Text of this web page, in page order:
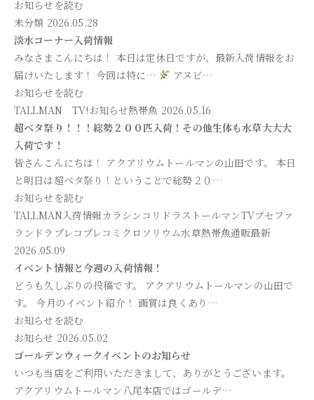
お知らせを読む
未分類 2026.05.28
淡水コーナー入荷情報
みなさまこんにちは！ 本日は定休日ですが、最新入荷情報をお
届けいたします！ 今回は特に…
アヌビ…
お知らせを読む
TALLMAN TV!お知らせ熱帯魚 2026.05.16
超ベタ祭り！！！総勢２００匹入荷！その他生体も水草大大大
入荷です！
皆さんこんにちは！ アクアリウムトールマンの山田です。 本日
と明日は超ベタ祭り！ということで総勢２０…
お知らせを読む
TALLMAN入荷情報カラシンコリドラス トールマンTVブセファ
ランドラ プレコ プレコ ミクロソリウム水草熱帯魚通販最新
2026.05.09
イベント情報と今週の入荷情報！
どうも久しぶりの投稿です。 アクアリウムトールマンの山田で
す。 今月のイベント紹介！ 画質は良くあり…
お知らせを読む
お知らせ 2026.05.02
ゴールデンウィークイベントのお知らせ
いつも当店をご利用いただきまして、ありがとうございます。
アクアリウムトールマン八尾本店ではゴールデ…